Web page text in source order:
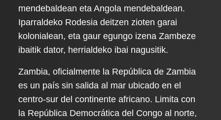
mendebaldean eta Angola mendebaldean.
Iparraldeko Rodesia deitzen zioten garai
kolonialean, eta gaur egungo izena Zambeze
ibaitik dator, herrialdeko ibai nagusitik.
Zambia, oficialmente la República de Zambia
es un país sin salida al mar ubicado en el
centro-sur del continente africano. Limita con
la República Democrática del Congo al norte,